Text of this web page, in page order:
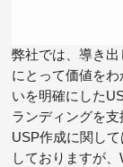
弊社では、導き
にとって価値を
いを明確にした
ランディングを支
USP作成に関し
しておりますが